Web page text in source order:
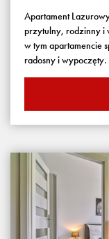
Apartament
przytulny, rodzinny i
w tym apartamencie
radosny i wypoczęty.